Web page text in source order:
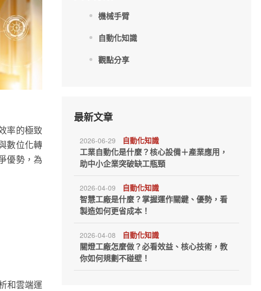
率的極致
數位化轉
優勢，為
和雲端運
機械手臂
自動化知識
觀點分享
最新文章
2026-06-29 自動化知識
工業自動化是什麼？核心設備＋產業應用，
助中小企業突破缺工瓶頸
2026-04-09 自動化知識
智慧工廠是什麼？掌握運作關鍵、優勢，看
製造如何更省成本！
2026-04-08 自動化知識
關燈工廠怎麼做？必看效益、核心技術，教
你如何規劃不碰壁！